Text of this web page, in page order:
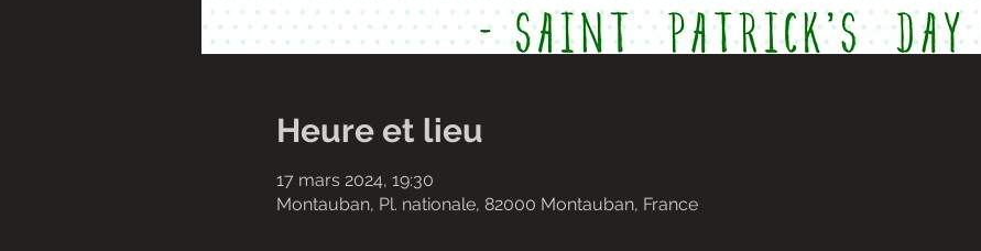
Heure et lieu
17 mars 2024, 19:30
Montauban, Pl. nationale, 82000 Montauban, France